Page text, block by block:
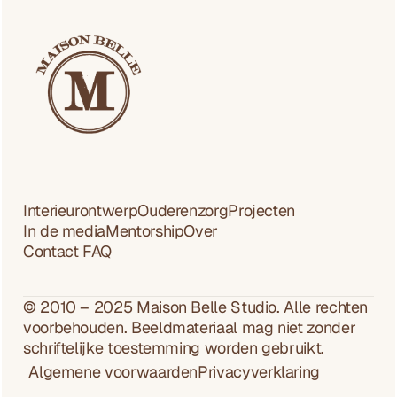
e
n
Bekijk alle projecten
Bekijk alle projecten
InterieurontwerpOuderenzorgProjecten
In de mediaMentorshipOver
Contact FAQ
© 2010 – 2025 Maison Belle Studio. Alle rechten
voorbehouden. Beeldmateriaal mag niet zonder
schriftelijke toestemming worden gebruikt.
Algemene voorwaardenPrivacyverklaring